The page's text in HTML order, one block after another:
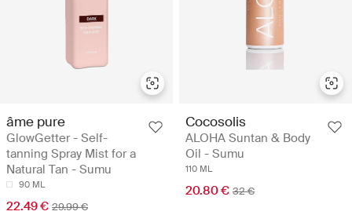
âme pure
GlowGetter - Self-
tanning Spray Mist for a
Natural Tan - Sumu
90 ML
22.49 € 29.99 €
Cocosolis
ALOHA Suntan & Body
Oil - Sumu
110 ML
20.80 € 32 €